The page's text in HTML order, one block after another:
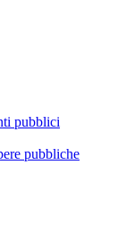
pubblici
pubbliche